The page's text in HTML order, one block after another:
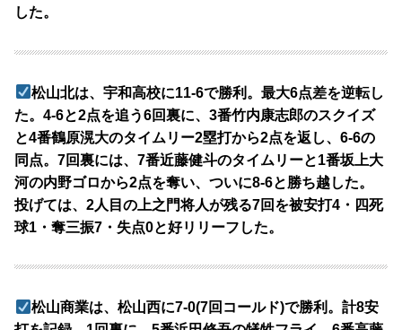
した。
松山北は、宇和高校に11-6で勝利。最大6点差を逆転し
た。4-6と2点を追う6回裏に、3番竹内康志郎のスクイズ
と4番鶴原滉大のタイムリー2塁打から2点を返し、6-6の
同点。7回裏には、7番近藤健斗のタイムリーと1番坂上大
河の内野ゴロから2点を奪い、ついに8-6と勝ち越した。
投げては、2人目の上之門将人が残る7回を被安打4・四死
球1・奪三振7・失点0と好リリーフした。
松山商業は、松山西に7-0(7回コールド)で勝利。計8安